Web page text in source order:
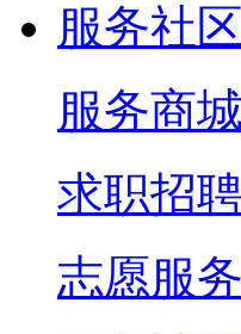
服务社区
服务商城
求职招聘
志愿服务